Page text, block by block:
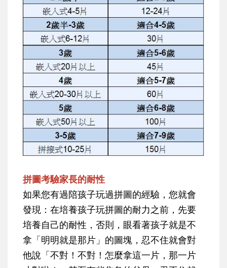
拼圖考驗家長的耐性
如果您有過陪孩子玩過拼圖的經驗，您就會
發現：在培養孩子玩拼圖的耐力之前，先要
培養自己的耐性，否則，眼看著孩子就是不
拿「明明就是那片」的圖塊，忍不住就會對
他說「不對！不對！怎麼拿這一片，那一片